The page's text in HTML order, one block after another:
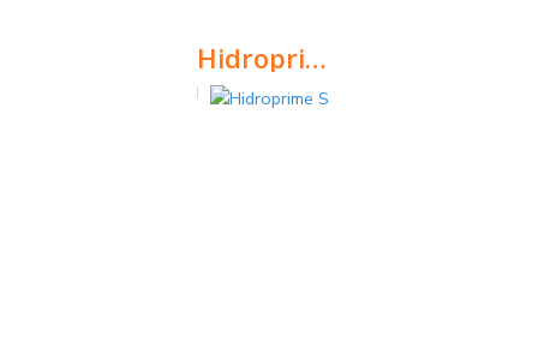
Hidroprime - AQ
Hidroprime - AQ